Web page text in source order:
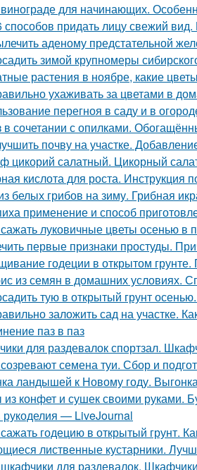
для начинающих.
придать лицу свежий
аденому предстательной
зимой крупномеры
растения в ноябре, какие
ухаживать за цветами в
перегноя в саду и в
в сочетании с опилками.
почву на участке.
цикорий салатный. Цикорный
кислота для роста. Инструкция
белых грибов на зиму. Грибная
применение и способ
сажать луковичные цветы осенью в
первые признаки простуды.
годеции в открытом грунте.
из семян в домашних условиях.
тую в открытый грунт
заложить сад на участке.
паз в паз
для раздевалок спортзал.
семена туи. Сбор и
ландышей к Новому году.
конфет и сушек своими руками.
рукоделия — LiveJournal
годецию в открытый грунт.
лиственные кустарники.
для раздевалок.